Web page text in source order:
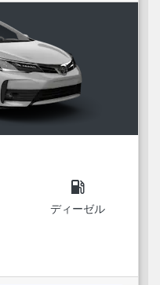
local_gas_station
ディーゼル